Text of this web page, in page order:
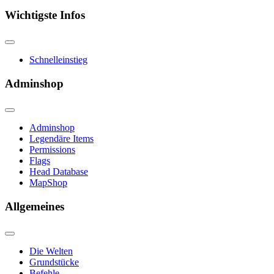
Wichtigste Infos
Schnelleinstieg
Adminshop
Adminshop
Legendäre Items
Permissions
Flags
Head Database
MapShop
Allgemeines
Die Welten
Grundstücke